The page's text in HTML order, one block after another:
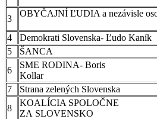
3
OBYČAJNÍ ĽUDIA a
4
Demokrati
5
ŠANCA
6
SME RODINA- Boris
7
Strana
8
KOALÍCIA SPOLOČNE
ZA